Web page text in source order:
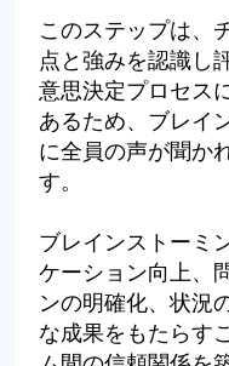
このステップは、
点と強みを認識し
意思決定プロセス
あるため、ブレイ
に全員の声が聞か
す。
ブレインストーミ
ケーション向上、
ンの明確化、状況
な成果をもたらす